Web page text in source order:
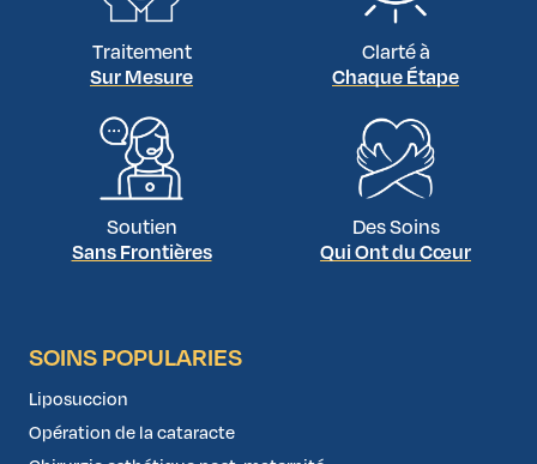
compte rendu écrit
expliquant les raisons vous sera
remis
Les frais administratifs seront couverts et vous
rentrerez en toute sécurité
Traitement
Sur Mesure
Clarté à
Chaque Étape
Soutien
Sans Frontières
Des Soins
Qui Ont du Cœur
SOINS POPULARIES
Liposuccion
Opération de la cataracte